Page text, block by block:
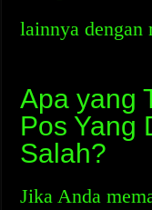
lainnya dengan
Apa yang
Pos Yang
Salah?
Jika Anda